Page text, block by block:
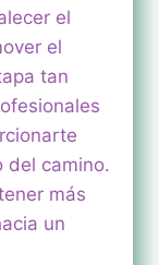
el
el
tan
del camino.
más
un